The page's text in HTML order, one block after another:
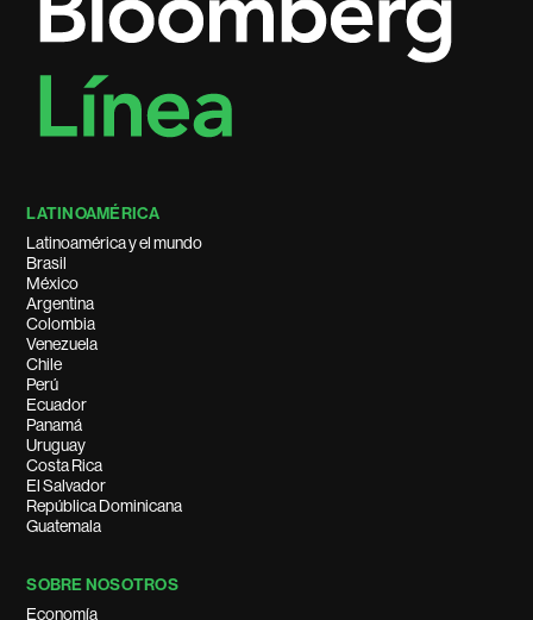
LATINOAMÉRICA
Latinoamérica y el mundo
Brasil
México
Argentina
Colombia
Venezuela
Chile
Perú
Ecuador
Panamá
Uruguay
Costa Rica
El Salvador
República Dominicana
Guatemala
SOBRE NOSOTROS
Economía